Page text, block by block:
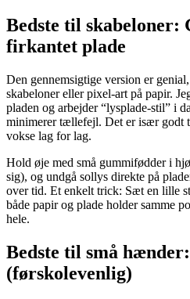
Bedste til skabeloner:
firkantet plade
Den gennemsigtige version er
skabeloner eller pixel-art på papir.
pladen og arbejder “lysplade-stil” i
minimerer tællefejl. Det er især godt
vokse lag for lag.
Hold øje med små gummifødder i
sig), og undgå sollys direkte på
over tid. Et enkelt trick: Sæt en lille
både papir og plade holder samme
hele.
Bedste til små
(førskolevenlig)